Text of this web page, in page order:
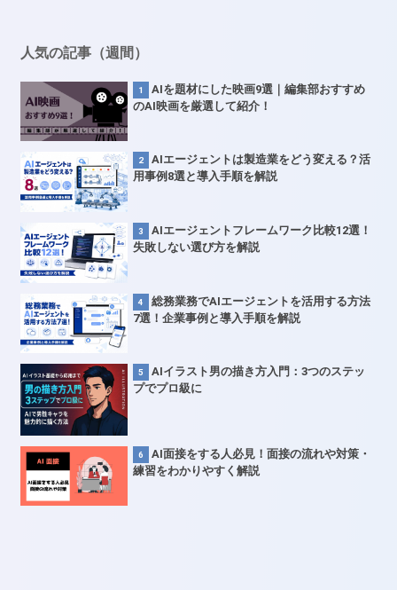
人気の記事（週間）
AIを題材にした映画9選｜編集部おすすめ
のAI映画を厳選して紹介！
AIエージェントは製造業をどう変える？活
用事例8選と導入手順を解説
AIエージェントフレームワーク比較12選！
失敗しない選び方を解説
総務業務でAIエージェントを活用する方法
7選！企業事例と導入手順を解説
AIイラスト男の描き方入門：3つのステッ
プでプロ級に
AI面接をする人必見！面接の流れや対策・
練習をわかりやすく解説